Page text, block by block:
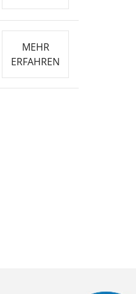
MEHR
ERFAHREN